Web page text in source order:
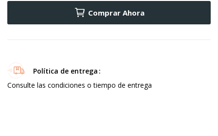
Comprar Ahora
Política de entrega
Consulte las condiciones o tiempo de entrega